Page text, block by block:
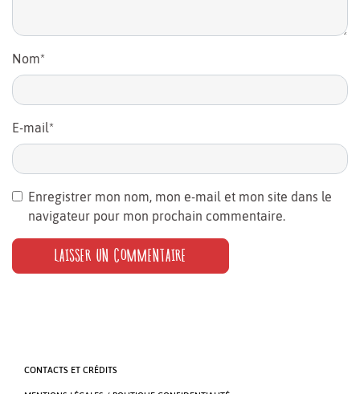
Nom*
E-mail*
Enregistrer mon nom, mon e-mail et mon site dans le
navigateur pour mon prochain commentaire.
CONTACTS ET CRÉDITS